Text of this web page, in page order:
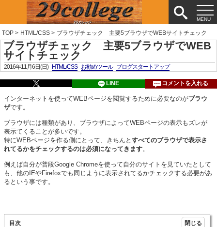
TOP > HTML/CSS > ブラウザチェック 主要5ブラウザでWEBサイトチェック
ブラウザチェック 主要5ブラウザでWEB
サイトチェック
2016年11月6日(日) HTML/CSS お勧めツール ブログスタートアップ
LINE コメントを入れる
インターネットを使ってWEBページを閲覧するために必要なのがブラウ
ザです。
ブラウザには種類があり、ブラウザによってWEBページの表示もズレが
表示てくることが多いです。
特にWEBページを作る側にとって、きちんと すべてのブラウザで表示さ
れてるかをチェックするのは必須になってきます。
例えば自分が普段Google Chromeを使って自分のサイトを見ていたとして
も、他のIEやFirefoxでも同じように表示されてるかチェックする必要があ
るという事です。
目次